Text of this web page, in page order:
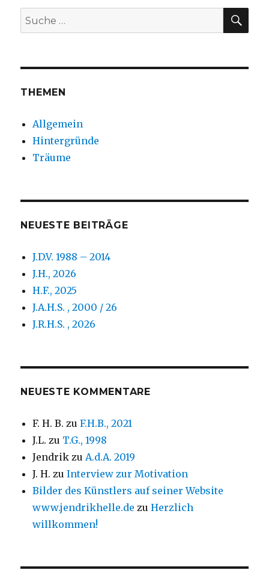
Suche
nach:
THEMEN
Allgemein
Hintergründe
Träume
NEUESTE BEITRÄGE
J.D.V. 1988 – 2014
J.H., 2026
H.F., 2025
J.A.H.S. , 2000 / 26
J.R.H.S. , 2026
NEUESTE KOMMENTARE
F. H. B. zuF.H.B., 2021
J.L. zu T.G., 1998
Jendrik zu A.d.A. 2019
J. H. zuInterview zur Motivation
Bilder des Künstlers auf seiner Website
www.jendrikhelle.de zuHerzlich
willkommen!